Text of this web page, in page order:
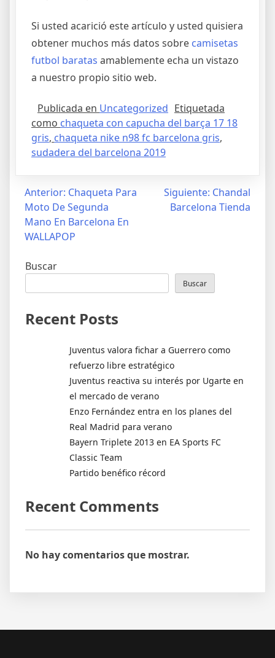
Si usted acarició este artículo y usted quisiera
obtener muchos más datos sobre camisetas
futbol baratas amablemente echa un vistazo
a nuestro propio sitio web.
Publicada en Uncategorized Etiquetada
como chaqueta con capucha del barça 17 18
gris, chaqueta nike n98 fc barcelona gris,
sudadera del barcelona 2019
Navegación
entradas
Anterior: Chaqueta Para
Moto De Segunda
Mano En Barcelona En
WALLAPOP
Siguiente: Chandal
Barcelona Tienda
Buscar
Buscar
Recent Posts
Juventus valora fichar a Guerrero como
refuerzo libre estratégico
Juventus reactiva su interés por Ugarte en
el mercado de verano
Enzo Fernández entra en los planes del
Real Madrid para verano
Bayern Triplete 2013 en EA Sports FC
Classic Team
Partido benéfico récord
Recent Comments
No hay comentarios que mostrar.